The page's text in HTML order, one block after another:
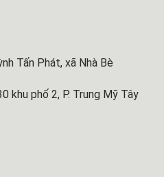
Phát, xã Nhà Bè
phố 2, P. Trung Mỹ Tây